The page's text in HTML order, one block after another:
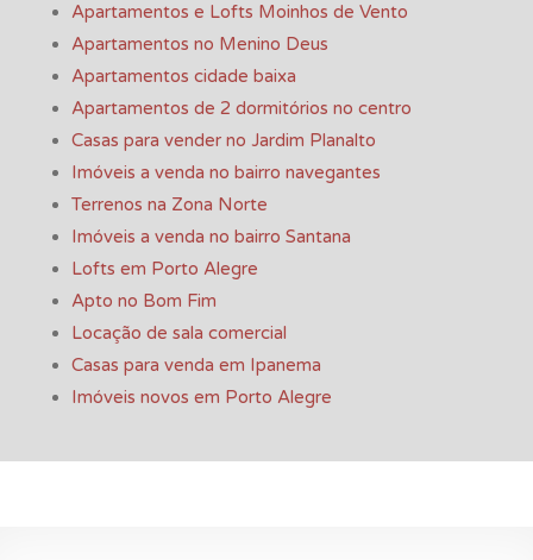
Apartamentos e Lofts Moinhos de Vento
Apartamentos no Menino Deus
Apartamentos cidade baixa
Apartamentos de 2 dormitórios no centro
Casas para vender no Jardim Planalto
Imóveis a venda no bairro navegantes
Terrenos na Zona Norte
Imóveis a venda no bairro Santana
Lofts em Porto Alegre
Apto no Bom Fim
Locação de sala comercial
Casas para venda em Ipanema
Imóveis novos em Porto Alegre